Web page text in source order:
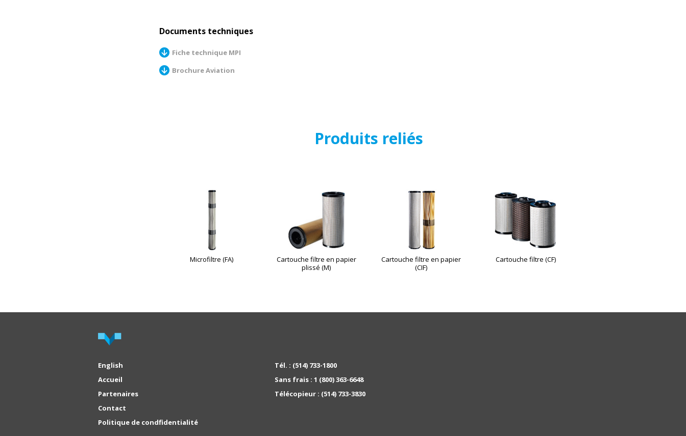
Documents techniques
Fiche technique MPI
Brochure Aviation
Produits reliés
Microfiltre (FA)
Cartouche filtre en papier
plissé (M)
Cartouche filtre en papier
(CIF)
Cartouche filtre (CF)
English
Accueil
Partenaires
Contact
Politique de condfidentialité
Tél. : (514) 733-1800
Sans frais : 1 (800) 363-6648
Télécopieur : (514) 733-3830